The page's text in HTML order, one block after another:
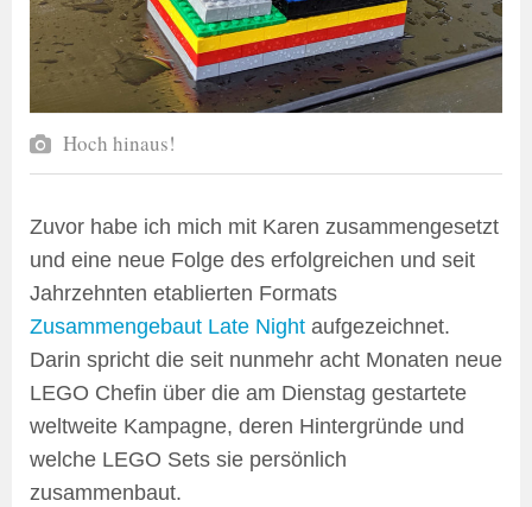
Hoch hinaus!
Zuvor habe ich mich mit Karen zusammengesetzt
und eine neue Folge des erfolgreichen und seit
Jahrzehnten etablierten Formats
Zusammengebaut Late Night aufgezeichnet.
Darin spricht die seit nunmehr acht Monaten neue
LEGO Chefin über die am Dienstag gestartete
weltweite Kampagne, deren Hintergründe und
welche LEGO Sets sie persönlich
zusammenbaut.